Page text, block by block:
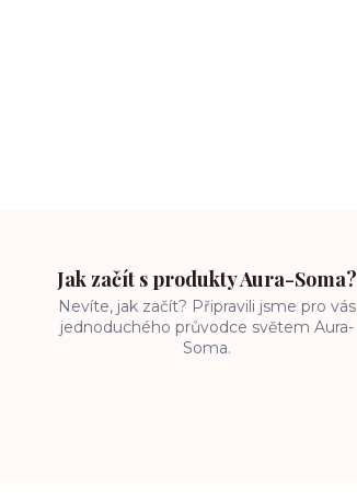
Jak začít s produkty Aura-Soma?
Nevíte, jak začít? Připravili jsme pro vás
jednoduchého průvodce světem Aura-
Soma.